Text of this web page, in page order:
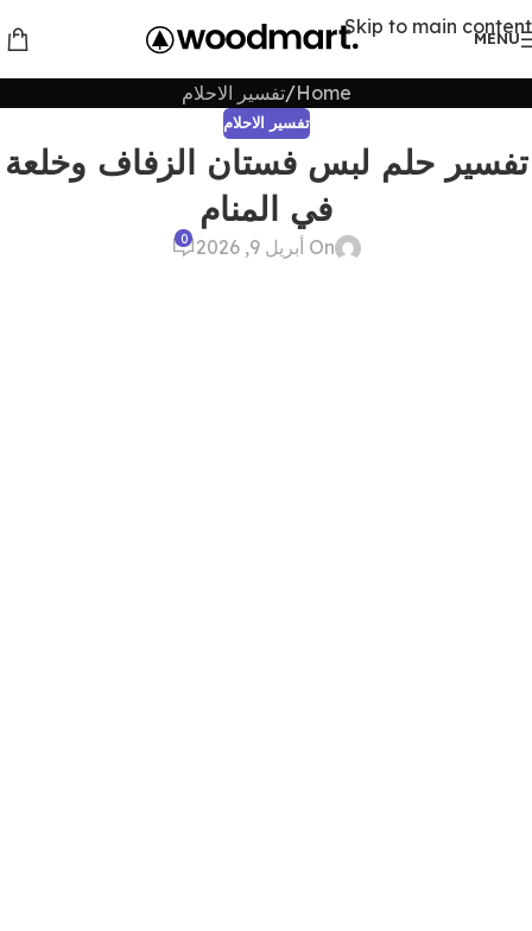
Skip to main content
MENU
Home تفسير الاحلام
تفسير الاحلام
تفسير حلم لبس فستان الزفاف وخلعة
في المنام
On أبريل 9, 2026 0